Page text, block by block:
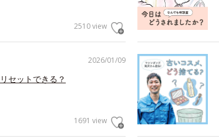
2510 view
2026/01/09
セットできる？
1691 view